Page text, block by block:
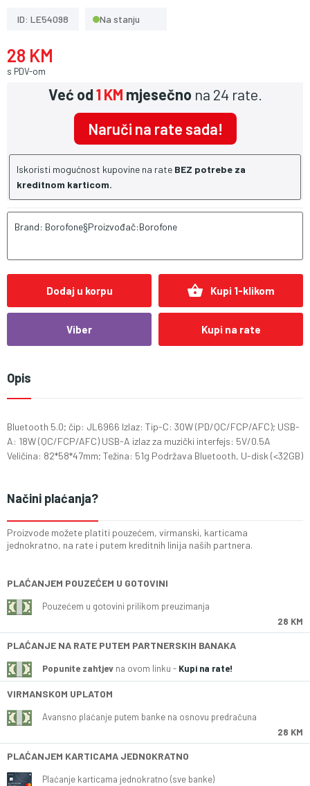
ID: LE54098 Na stanju
28 KM
s PDV-om
Već od1 KM mjesečno na 24 rate.
Naruči na rate sada!
Iskoristi mogućnost kupovine na rate BEZ potrebe za
kreditnom karticom.
Brand: Borofone§Proizvođač:Borofone
Dodaj u korpu shopping_basket Kupi 1-klikom
Viber Kupi na rate
Opis
Bluetooth 5.0; čip: JL6966 Izlaz: Tip-C: 30W (PD/QC/FCP/AFC); USB-
A: 18W (QC/FCP/AFC) USB-A izlaz za muzički interfejs: 5V/0.5A
Veličina: 82*58*47mm; Težina: 51g Podržava Bluetooth, U-disk (<32GB)
Načini plaćanja?
Proizvode možete platiti pouzećem, virmanski, karticama
jednokratno, na rate i putem kreditnih linija naših partnera.
PLAĆANJEM POUZEĆEM U GOTOVINI
Pouzećem u gotovini prilikom preuzimanja
28 KM
PLAĆANJE NA RATE PUTEM PARTNERSKIH BANAKA
Popunite zahtjev na ovom linku - Kupi na rate!
VIRMANSKOM UPLATOM
Avansno plaćanje putem banke na osnovu predračuna
28 KM
PLAĆANJEM KARTICAMA JEDNOKRATNO
Plaćanje karticama jednokratno (sve banke)